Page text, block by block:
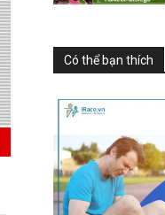
Có thể bạn thích